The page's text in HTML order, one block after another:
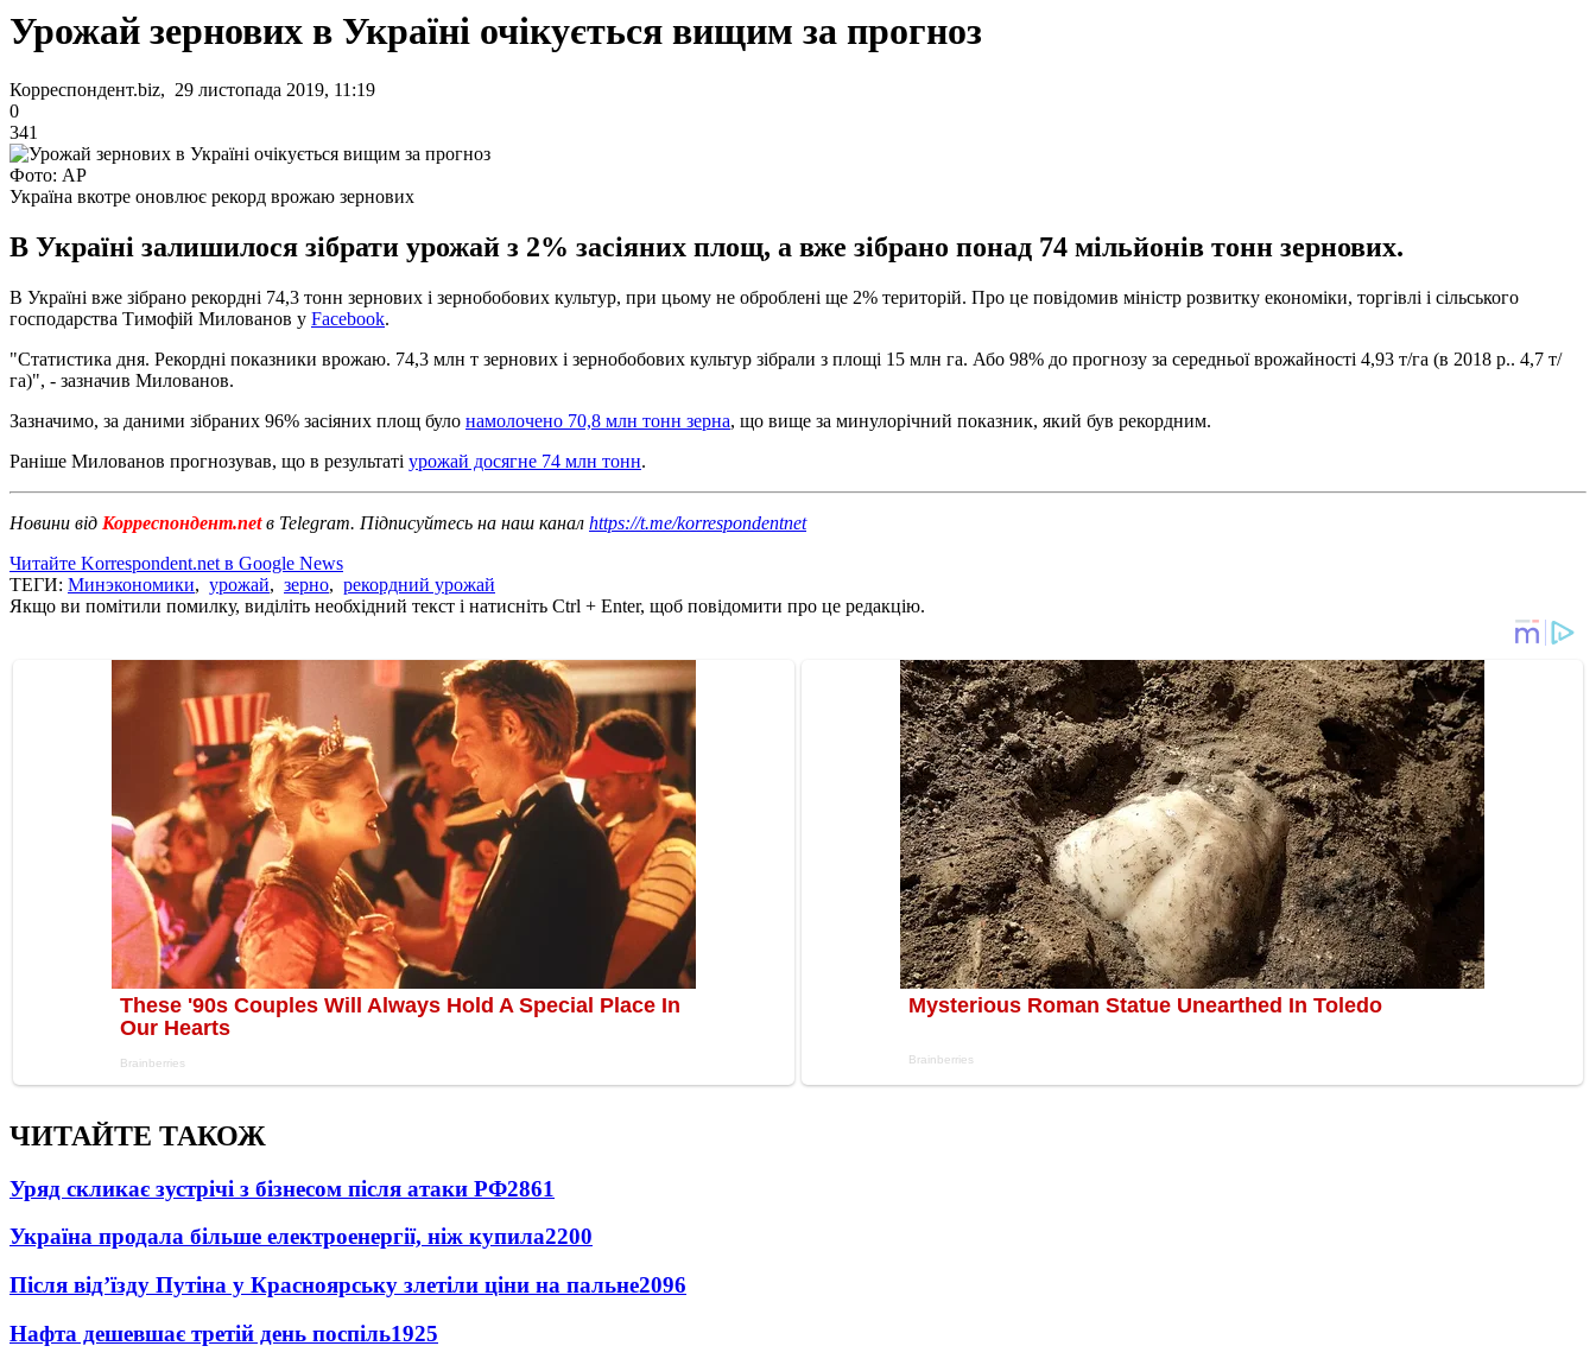
Урожай зернових в Україні очікується вищим за прогноз
Корреспондент.biz, 29 листопада 2019, 11:19
0
341
Фото: AP
Україна вкотре оновлює рекорд врожаю зернових
В Україні залишилося зібрати урожай з 2% засіяних площ, а вже зібрано понад 74 мільйонів тонн зернових.
В Україні вже зібрано рекордні 74,3 тонн зернових і зернобобових культур, при цьому не оброблені ще 2% територій. Про це повідомив міністр розвитку економіки, торгівлі і сільського
господарства Тимофій Милованов у Facebook.
"Статистика дня. Рекордні показники врожаю. 74,3 млн т зернових і зернобобових культур зібрали з площі 15 млн га. Або 98% до прогнозу за середньої врожайності 4,93 т/га (в 2018 р.. 4,7 т/
га)", - зазначив Милованов.
Зазначимо, за даними зібраних 96% засіяних площ було намолочено 70,8 млн тонн зерна, що вище за минулорічний показник, який був рекордним.
Раніше Милованов прогнозував, що в результаті урожай досягне 74 млн тонн.
Новини від Корреспондент.netв Telegram. Підписуйтесь на наш канал https://t.me/korrespondentnet
Читайте Korrespondent.net в Google News
ТЕГИ: Минэкономики, урожай, зерно, рекордний урожай
Якщо ви помітили помилку, виділіть необхідний текст і натисніть Ctrl + Enter, щоб повідомити про це редакцію.
ЧИТАЙТЕ ТАКОЖ
Уряд скликає зустрічі з бізнесом після атаки РФ2861
Україна продала більше електроенергії, ніж купила2200
Після від’їзду Путіна у Красноярську злетіли ціни на пальне2096
Нафта дешевшає третій день поспіль1925